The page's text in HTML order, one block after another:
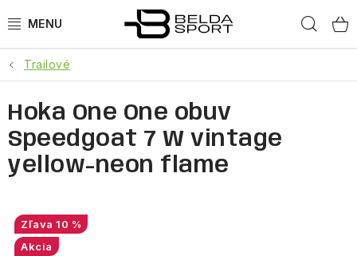
na
ŠPORTY
BEH
BOGNER
OBLEČENIE
Trailové
Hoka One One obuv
Speedgoat 7 W vintage
yellow-neon flame
10 %
Akcia